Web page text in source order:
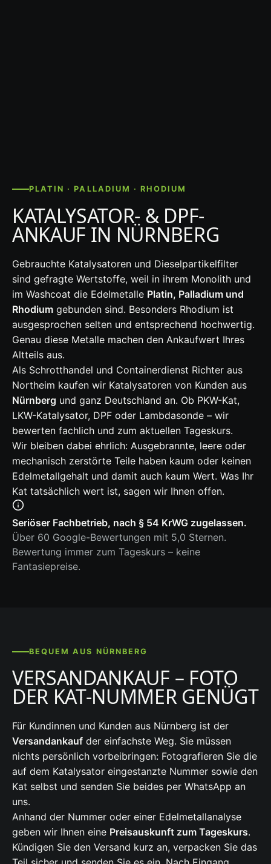
PLATIN · PALLADIUM · RHODIUM
KATALYSATOR- & DPF-
ANKAUF IN NÜRNBERG
Gebrauchte Katalysatoren und Dieselpartikelfilter
sind gefragte Wertstoffe, weil in ihrem Monolith und
im Washcoat die Edelmetalle Platin, Palladium und
Rhodium gebunden sind. Besonders Rhodium ist
ausgesprochen selten und entsprechend hochwertig.
Genau diese Metalle machen den Ankaufwert Ihres
Altteils aus.
Als Schrotthandel und Containerdienst Richter aus
Northeim kaufen wir Katalysatoren von Kunden aus
Nürnberg und ganz Deutschland an. Ob PKW-Kat,
LKW-Katalysator, DPF oder Lambdasonde – wir
bewerten fachlich und zum aktuellen Tageskurs.
Wir bleiben dabei ehrlich: Ausgebrannte, leere oder
mechanisch zerstörte Teile haben kaum oder keinen
Edelmetallgehalt und damit auch kaum Wert. Was Ihr
Kat tatsächlich wert ist, sagen wir Ihnen offen.
Seriöser Fachbetrieb, nach § 54 KrWG zugelassen.
Über 60 Google-Bewertungen mit 5,0 Sternen.
Bewertung immer zum Tageskurs – keine
Fantasiepreise.
BEQUEM AUS NÜRNBERG
VERSANDANKAUF – FOTO
DER KAT-NUMMER GENÜGT
Für Kundinnen und Kunden aus Nürnberg ist der
Versandankauf der einfachste Weg. Sie müssen
nichts persönlich vorbeibringen: Fotografieren Sie die
auf dem Katalysator eingestanzte Nummer sowie den
Kat selbst und senden Sie beides per WhatsApp an
uns.
Anhand der Nummer oder einer Edelmetallanalyse
geben wir Ihnen eine Preisauskunft zum Tageskurs.
Kündigen Sie den Versand kurz an, verpacken Sie das